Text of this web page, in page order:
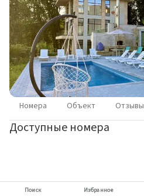
Номера Объект Отзывы
Доступные номера
Поиск Избранное